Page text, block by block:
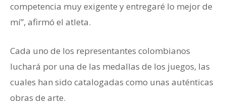
competencia muy exigente y entregaré lo mejor de
mí”, afirmó el atleta.
Cada uno de los representantes colombianos
luchará por una de las medallas de los juegos, las
cuales han sido catalogadas como unas auténticas
obras de arte.